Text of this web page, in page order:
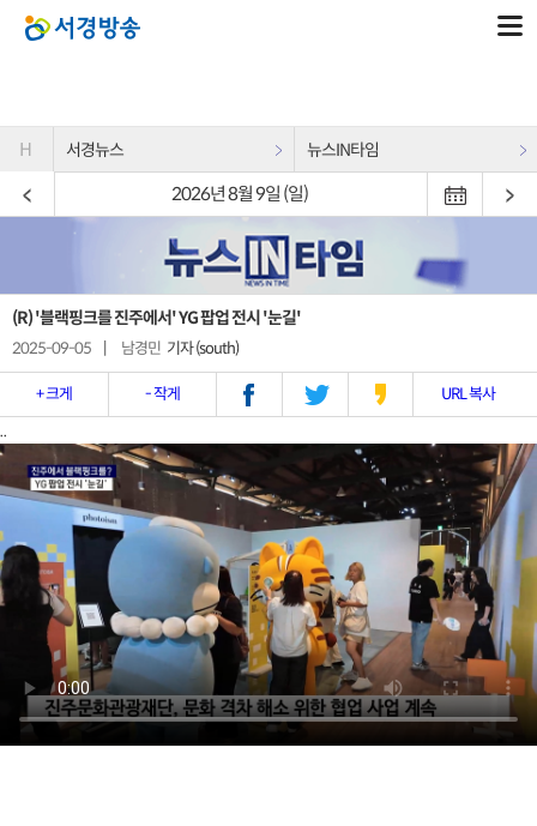
H 서경뉴스 뉴스IN타임
2026년 8월 9일 (일)
(R) '블랙핑크를 진주에서' YG 팝업 전시 '눈길'
2025-09-05 남경민 기자 (south)
+ 크게 - 작게 URL 복사
..